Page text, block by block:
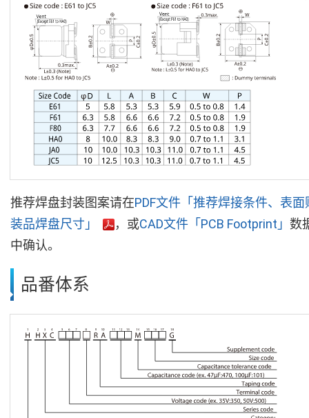
推荐焊盘封装图案请在PDF文件「推荐焊接条件、表面
装品焊盘尺寸」
，或CAD文件「PCB Footprint」 数
中确认。
品番体系